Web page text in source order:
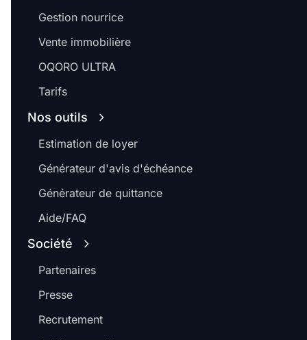
Gestion nourrice
Vente immobilière
OQORO ULTRA
Tarifs
Nos outils
Estimation de loyer
Générateur d'avis d'échéance
Générateur de quittance
Aide/FAQ
Société
Partenaires
Presse
Recrutement